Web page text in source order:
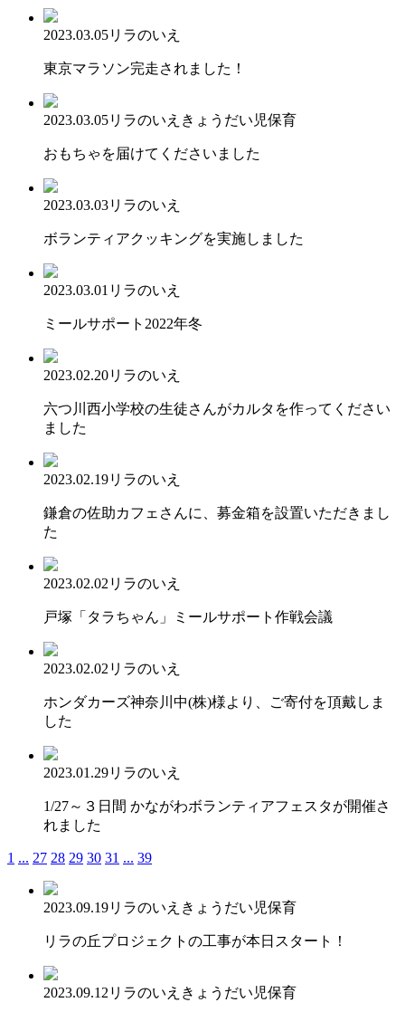
2023.03.05リラのいえ
東京マラソン完走されました！
2023.03.05リラのいえ きょうだい児保育
おもちゃを届けてくださいました
2023.03.03リラのいえ
ボランティアクッキングを実施しました
2023.03.01 リラのいえ
ミールサポート2022年冬
2023.02.20リラのいえ
六つ川西小学校の生徒さんがカルタを作ってください
ました
2023.02.19リラのいえ
鎌倉の佐助カフェさんに、募金箱を設置いただきまし
た
2023.02.02 リラのいえ
戸塚「タラちゃん」ミールサポート作戦会議
2023.02.02 リラのいえ
ホンダカーズ神奈川中(株)様より、ご寄付を頂戴しま
した
2023.01.29リラのいえ
1/27～３日間 かながわボランティアフェスタが開催さ
れました
1 ... 27 28 29 30 31 ... 39
2023.09.19リラのいえ きょうだい児保育
リラの丘プロジェクトの工事が本日スタート！
2023.09.12 リラのいえ きょうだい児保育